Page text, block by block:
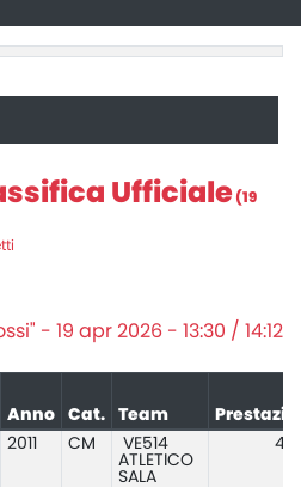
Ufficiale (19
- 19 apr 2026 - 13:30 / 14:12
Anno Cat. Team
2011 CM
VE514
ATLETICO
SALA